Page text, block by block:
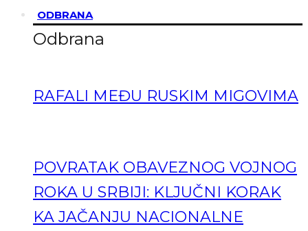
ODBRANA
Odbrana
RAFALI MEĐU RUSKIM MIGOVIMA
POVRATAK OBAVEZNOG VOJNOG
ROKA U SRBIJI: KLJUČNI KORAK
KA JAČANJU NACIONALNE